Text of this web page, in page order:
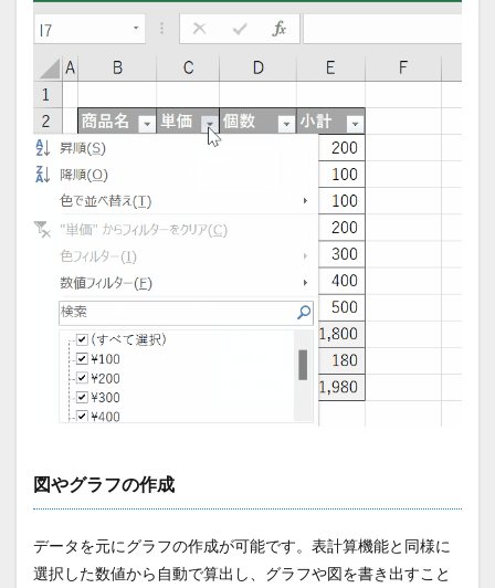
図やグラフの作成
データを元にグラフの作成が可能です。表計算機能と同様に
選択した数値から自動で算出し、グラフや図を書き出すこと